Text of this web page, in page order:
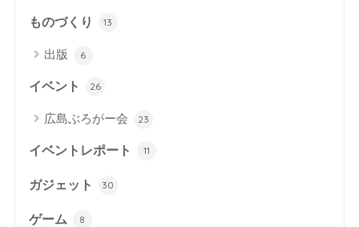
ものづくり 13
出版 6
イベント 26
広島ぶろがー会 23
イベントレポート 11
ガジェット 30
ゲーム 8